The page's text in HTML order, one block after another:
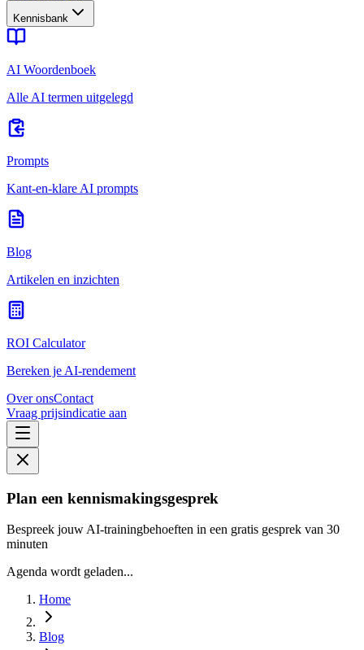
Kennisbank
AI Woordenboek
Alle AI termen uitgelegd
Prompts
Kant-en-klare AI prompts
Blog
Artikelen en inzichten
ROI Calculator
Bereken je AI-rendement
Over onsContact
Vraag prijsindicatie aan
Plan een kennismakingsgesprek
Bespreek jouw AI-trainingbehoeften in een gratis gesprek van 30
minuten
Agenda wordt geladen...
Home
Blog